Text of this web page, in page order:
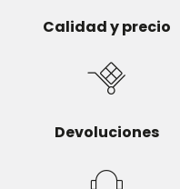
Calidad y precio
Devoluciones